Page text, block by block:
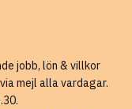
jobb, lön & villkor
mejl alla vardagar.